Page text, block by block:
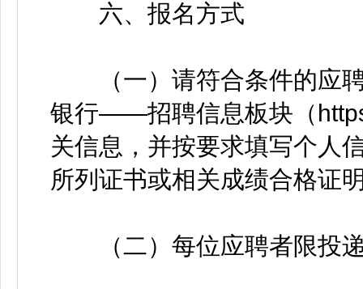
六、报名方式
（一）请符合条件的应
银行——招聘信息板块（
关信息，并按要求填写个人
所列证书或相关成绩合格证
（二）每位应聘者限投